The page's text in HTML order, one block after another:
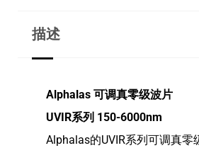
描述
Alphalas 可调真零级波片
UVIR系列 150-6000nm
Alphalas的UVIR系列可调真零